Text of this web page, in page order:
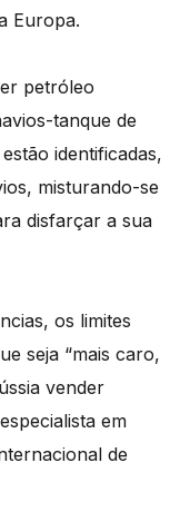
Europa.
petróleo
tanque de
identificadas,
misturando-se
disfarçar a sua
os limites
seja “mais caro,
vender
em
de